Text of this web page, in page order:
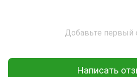
Добавьте первый
Написать